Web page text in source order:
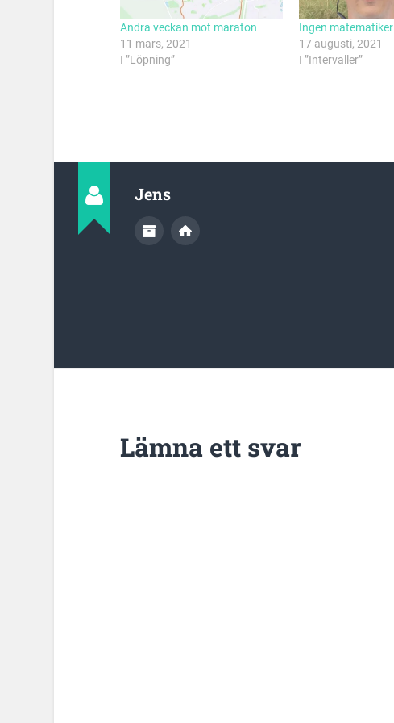
Andra veckan mot maraton
11 mars, 2021
I ”Löpning”
Ingen matematiker
17 augusti, 2021
I ”Intervaller”
Jens
Lämna ett svar